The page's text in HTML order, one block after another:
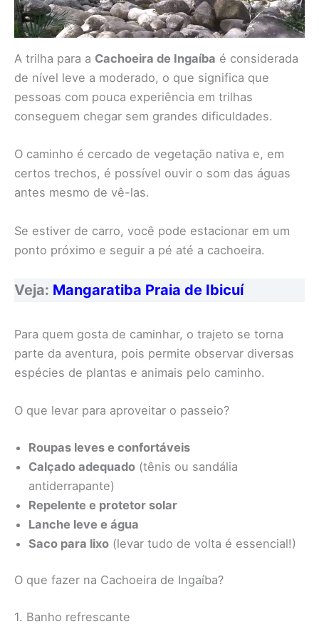
A trilha para a Cachoeira de Ingaíba é considerada
de nível leve a moderado, o que significa que
pessoas com pouca experiência em trilhas
conseguem chegar sem grandes dificuldades.
O caminho é cercado de vegetação nativa e, em
certos trechos, é possível ouvir o som das águas
antes mesmo de vê-las.
Se estiver de carro, você pode estacionar em um
ponto próximo e seguir a pé até a cachoeira.
Veja: Mangaratiba Praia de Ibicuí
Para quem gosta de caminhar, o trajeto se torna
parte da aventura, pois permite observar diversas
espécies de plantas e animais pelo caminho.
O que levar para aproveitar o passeio?
Roupas leves e confortáveis
Calçado adequado (tênis ou sandália
antiderrapante)
Repelente e protetor solar
Lanche leve e água
Saco para lixo (levar tudo de volta é essencial!)
O que fazer na Cachoeira de Ingaíba?
1. Banho refrescante